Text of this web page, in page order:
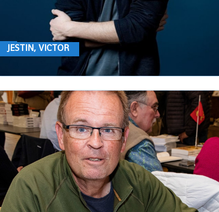
JESTIN, VICTOR